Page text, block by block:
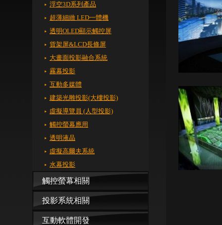
浮空3D系列產品
超薄細緻 LED一體機
透明OLED顯示觸控屏
貨架屏&LCD長條屏
大畫面投影融合系統
霧幕投影
互動多媒體
建築光雕投影(大樓投影)
虛擬導覽員 (人型投影)
觸控螢幕應用
透明液晶
虛擬高爾夫系統
水幕投影
觸控螢幕相關
投影系統相關
互動軟體開發